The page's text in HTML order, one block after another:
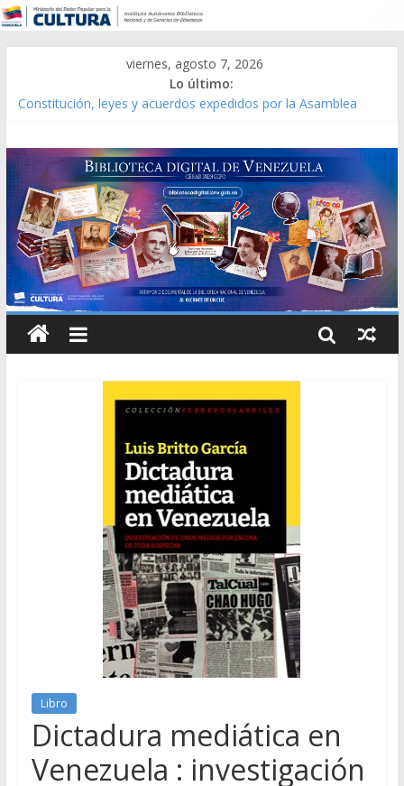
viernes, agosto 7, 2026
Lo último:
Constitución, leyes y acuerdos expedidos por la Asamblea
Modesta Bor Sánchez [material gráfico]
Gaceta Oficial de la República de Venezuela año CXXXIII Mes V,
Caracas 09 de marzo de 2006 N° 38.394
Catálogo temático de obras de Modesta Bor
Libro
Dictadura mediática en
Venezuela : investigación